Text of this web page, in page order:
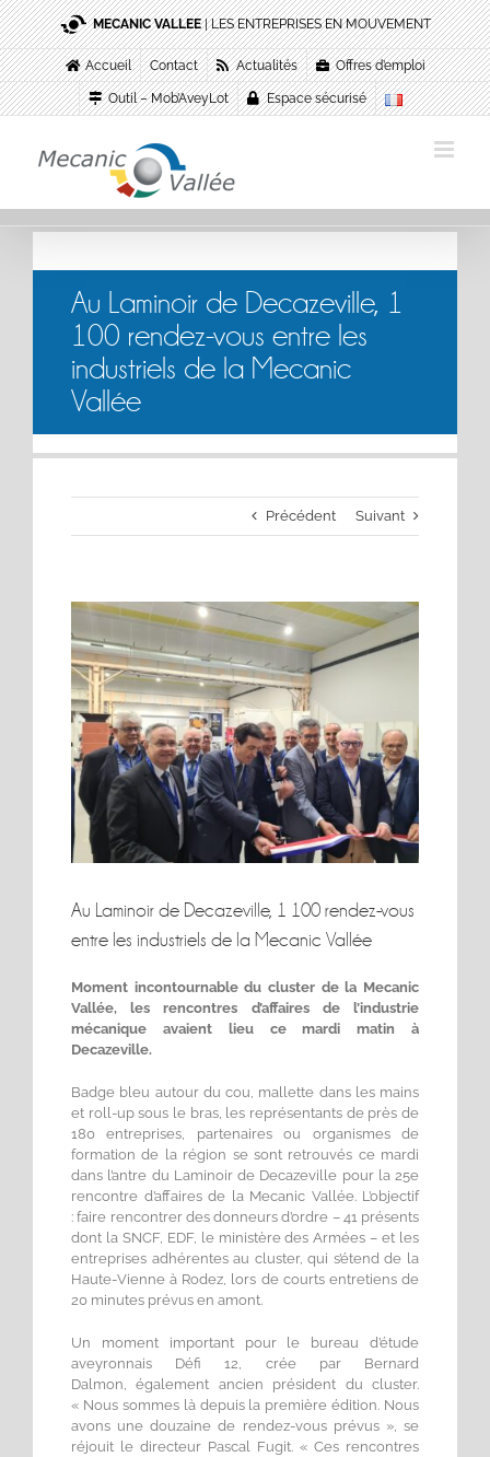
Passer
au
contenu
MECANIC VALLEE| LES ENTREPRISES EN MOUVEMENT
Accueil Contact Actualités Offres d’emploi
Outil – Mob’AveyLot Espace sécurisé
Au Laminoir de Decazeville, 1
100 rendez-vous entre les
industriels de la Mecanic
Vallée
Précédent Suivant
Voir
l'image
agrandie
Au Laminoir de Decazeville, 1 100 rendez-vous
entre les industriels de la Mecanic Vallée
Moment incontournable du cluster de la Mecanic
Vallée, les rencontres d’affaires de l’industrie
mécanique avaient lieu ce mardi matin à
Decazeville.
Badge bleu autour du cou, mallette dans les mains
et roll-up sous le bras, les représentants de près de
180 entreprises, partenaires ou organismes de
formation de la région se sont retrouvés ce mardi
dans l’antre du Laminoir de Decazeville pour la 25e
rencontre d’affaires de la Mecanic Vallée. L’objectif
: faire rencontrer des donneurs d’ordre – 41 présents
dont la SNCF, EDF, le ministère des Armées – et les
entreprises adhérentes au cluster, qui s’étend de la
Haute-Vienne à Rodez, lors de courts entretiens de
20 minutes prévus en amont.
Un moment important pour le bureau d’étude
aveyronnais Défi 12, crée par Bernard
Dalmon, également ancien président du cluster.
« Nous sommes là depuis la première édition. Nous
avons une douzaine de rendez-vous prévus », se
réjouit le directeur Pascal Fugit. « Ces rencontres